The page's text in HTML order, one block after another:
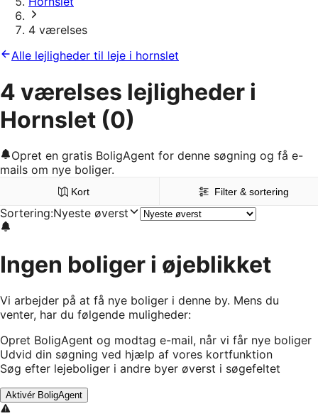
4 værelses
Alle lejligheder til leje i hornslet
4 værelses lejligheder i
Hornslet (0)
Opret en gratis BoligAgent for denne søgning og få e-
mails om nye boliger.
Kort Filter & sortering
Sortering:Nyeste øverst
Ingen boliger i øjeblikket
Vi arbejder på at få nye boliger i denne by. Mens du
venter, har du følgende muligheder:
Opret BoligAgent og modtag e-mail, når vi får nye boliger
Udvid din søgning ved hjælp af vores kortfunktion
Søg efter lejeboliger i andre byer øverst i søgefeltet
Aktivér BoligAgent